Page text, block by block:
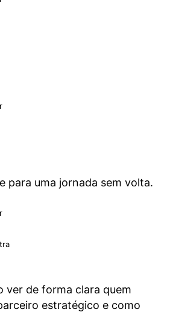
para uma jornada sem volta.
ver de forma clara quem
estratégico e como